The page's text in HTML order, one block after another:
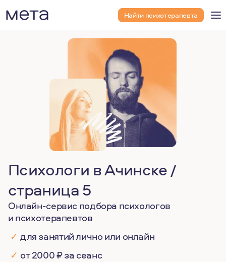
Найти психотерапевта
Психологи в Ачинске /
страница 5
Онлайн-сервис подбора психологов
и психотерапевтов
✓ для занятий лично или онлайн
✓ от 2000 ₽ за сеанс